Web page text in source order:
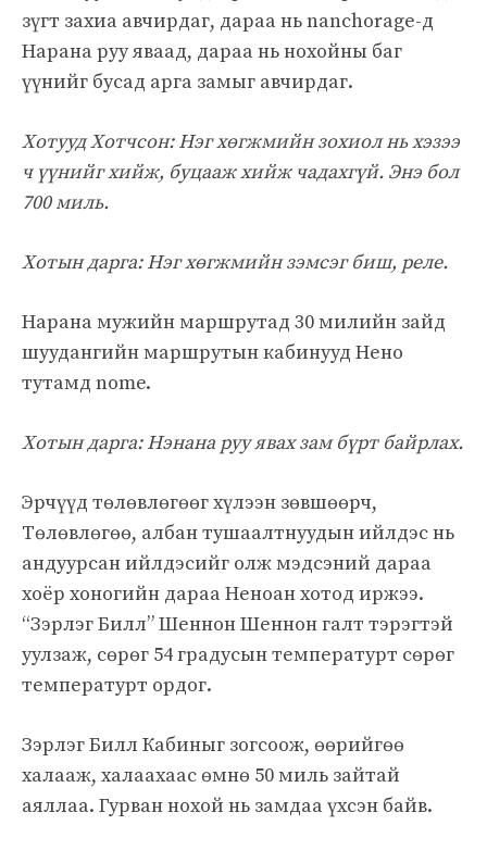
зүгт захиа авчирдаг, дараа нь nanchorage-д
Нарана руу яваад, дараа нь нохойны баг
үүнийг бусад арга замыг авчирдаг.
Хотууд Хотчсон: Нэг хөгжмийн зохиол нь хэзээ
ч үүнийг хийж, буцааж хийж чадахгүй. Энэ бол
700 миль.
Хотын дарга: Нэг хөгжмийн зэмсэг биш, реле.
Нарана мужийн маршрутад 30 милийн зайд
шуудангийн маршрутын кабинууд Нено
тутамд nome.
Хотын дарга: Нэнана руу явах зам бүрт байрлах.
Эрчүүд төлөвлөгөөг хүлээн зөвшөөрч,
Төлөвлөгөө, албан тушаалтнуудын ийлдэс нь
андуурсан ийлдэсийг олж мэдсэний дараа
хоёр хоногийн дараа Неноан хотод иржээ.
“Зэрлэг Билл” Шеннон Шеннон галт тэрэгтэй
уулзаж, сөрөг 54 градусын температурт сөрөг
температурт ордог.
Зэрлэг Билл Кабиныг зогсоож, өөрийгөө
халааж, халаахаас өмнө 50 миль зайтай
аяллаа. Гурван нохой нь замдаа үхсэн байв.